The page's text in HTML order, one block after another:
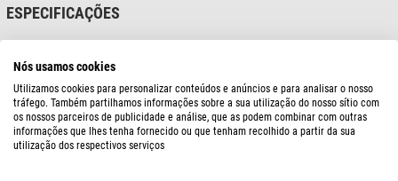
ESPECIFICAÇÕES
Conexão (lado do telescópio)
Conexão (outro lado)
M54
Comprimento da ótica (mm)
5
Rosca para filtro
não
Comprimento da rosca (mm)
Nós usamos cookies
Utilizamos cookies para personalizar conteúdos e anúncios e para analisar o nosso
tráfego. Também partilhamos informações sobre a sua utilização do nosso sítio com
os nossos parceiros de publicidade e análise, que as podem combinar com outras
informações que lhes tenha fornecido ou que tenham recolhido a partir da sua
utilização dos respectivos serviços